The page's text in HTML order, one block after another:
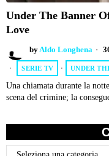
Under The Banner
Love
byAldo Longhena
SERIE TV · UNDER
Una chiamata durante la
scena del crimine; la
Categorie